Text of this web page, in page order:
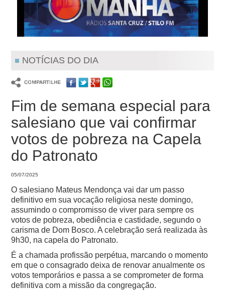
NOTÍCIAS DO DIA
Fim de semana especial para
salesiano que vai confirmar
votos de pobreza na Capela
do Patronato
05/07/2025
O salesiano Mateus Mendonça vai dar um passo
definitivo em sua vocação religiosa neste domingo,
assumindo o compromisso de viver para sempre os
votos de pobreza, obediência e castidade, segundo o
carisma de Dom Bosco. A celebração será realizada às
9h30, na capela do Patronato.
É a chamada profissão perpétua, marcando o momento
em que o consagrado deixa de renovar anualmente os
votos temporários e passa a se comprometer de forma
definitiva com a missão da congregação.